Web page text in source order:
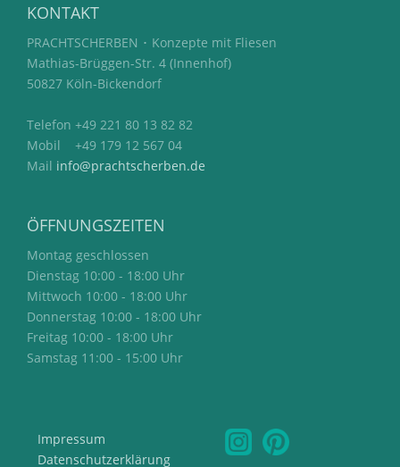
KONTAKT
PRACHTSCHERBEN ･ Konzepte mit Fliesen
Mathias-Brüggen-Str. 4 (Innenhof)
50827 Köln-Bickendorf
Telefon +49 221 80 13 82 82
Mobil +49 179 12 567 04
Mail info@prachtscherben.de
ÖFFNUNGSZEITEN
Montag geschlossen
Dienstag 10:00 - 18:00 Uhr
Mittwoch 10:00 - 18:00 Uhr
Donnerstag 10:00 - 18:00 Uhr
Freitag 10:00 - 18:00 Uhr
Samstag 11:00 - 15:00 Uhr
Impressum
Datenschutzerklärung